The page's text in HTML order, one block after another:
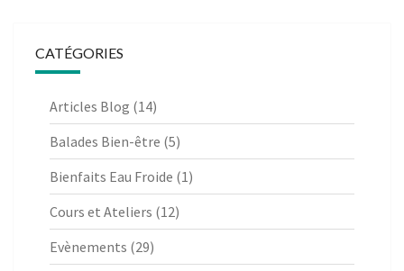
CATÉGORIES
Articles Blog (14)
Balades Bien-être (5)
Bienfaits Eau Froide (1)
Cours et Ateliers (12)
Evènements (29)